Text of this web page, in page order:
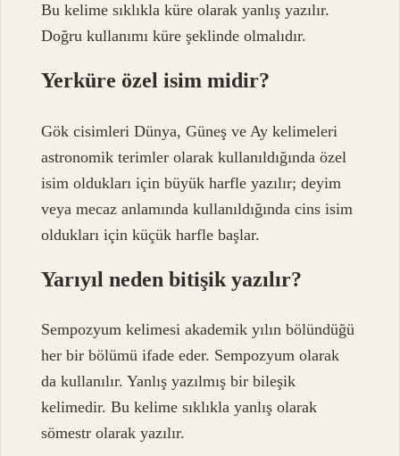
Bu kelime sıklıkla küre olarak yanlış yazılır.
Doğru kullanımı küre şeklinde olmalıdır.
Yerküre özel isim midir?
Gök cisimleri Dünya, Güneş ve Ay kelimeleri
astronomik terimler olarak kullanıldığında özel
isim oldukları için büyük harfle yazılır; deyim
veya mecaz anlamında kullanıldığında cins isim
oldukları için küçük harfle başlar.
Yarıyıl neden bitişik yazılır?
Sempozyum kelimesi akademik yılın bölündüğü
her bir bölümü ifade eder. Sempozyum olarak
da kullanılır. Yanlış yazılmış bir bileşik
kelimedir. Bu kelime sıklıkla yanlış olarak
sömestr olarak yazılır.